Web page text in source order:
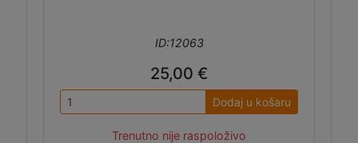
ID:12063
25,00 €
Dodaj u košaru
Trenutno nije raspoloživo